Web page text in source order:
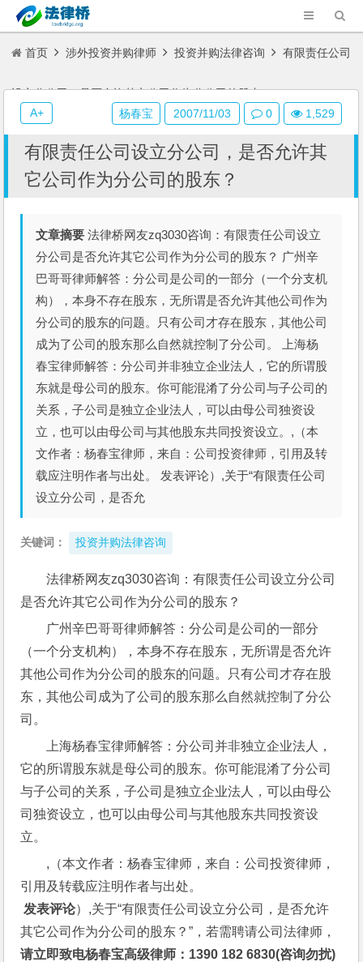
首页 涉外投资并购律师 投资并购法律咨询 有限责任公司
设立分公司，是否允许其它公司作为分公司的股东？
有限责任公司设立分公司，是否允许其
它公司作为分公司的股东？
文章摘要 法律桥网友zq3030咨询：有限责任公司设立
分公司是否允许其它公司作为分公司的股东？ 广州辛
巴哥哥律师解答：分公司是公司的一部分（一个分支机
构），本身不存在股东，无所谓是否允许其他公司作为
分公司的股东的问题。只有公司才存在股东，其他公司
成为了公司的股东那么自然就控制了分公司。 上海杨
春宝律师解答：分公司并非独立企业法人，它的所谓股
东就是母公司的股东。你可能混淆了分公司与子公司的
关系，子公司是独立企业法人，可以由母公司独资设
立，也可以由母公司与其他股东共同投资设立。,（本
文作者：杨春宝律师，来自：公司投资律师，引用及转
载应注明作者与出处。 发表评论）,关于“有限责任公司
设立分公司，是否允
关键词： 投资并购法律咨询
法律桥网友zq3030咨询：有限责任公司设立分公司
是否允许其它公司作为分公司的股东？
广州辛巴哥哥律师解答：分公司是公司的一部分
（一个分支机构），本身不存在股东，无所谓是否允许
其他公司作为分公司的股东的问题。只有公司才存在股
东，其他公司成为了公司的股东那么自然就控制了分公
司。
上海杨春宝律师解答：分公司并非独立企业法人，
它的所谓股东就是母公司的股东。你可能混淆了分公司
与子公司的关系，子公司是独立企业法人，可以由母公
司独资设立，也可以由母公司与其他股东共同投资设
立。
,（本文作者：杨春宝律师，来自：公司投资律师，
引用及转载应注明作者与出处。
发表评论）,关于“有限责任公司设立分公司，是否允许
其它公司作为分公司的股东？”，若需聘请公司法律师，
请立即致电杨春宝高级律师：1390 182 6830(咨询勿扰)
杨春宝 2007/11/03 0 1,529
A+